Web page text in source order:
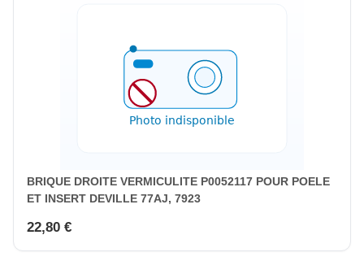
BRIQUE DROITE VERMICULITE P0052117 POUR POELE
ET INSERT DEVILLE 77AJ, 7923
22,80 €